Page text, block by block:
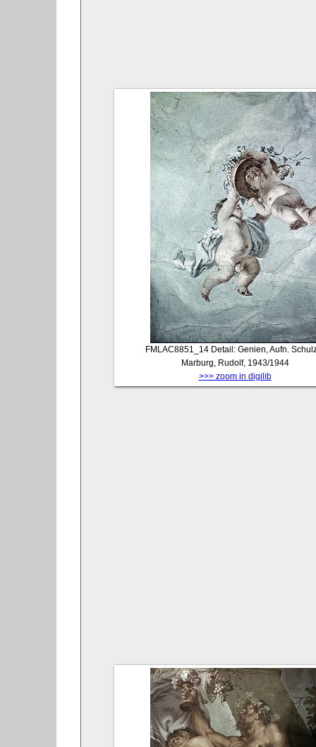
FMLAC8851_14 Detail: Genien, Aufn.
Marburg, Rudolf, 1943/1944
>>> zoom in digilib